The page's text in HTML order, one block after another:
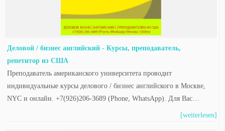
Деловой / бизнес английский - Курсы, преподаватель,
репетитор из США
Преподаватель американского университета проводит
индивидуальные курсы делового / бизнес английского в Москве,
NYC и онлайн. +7(926)206-3689 (Phone, WhatsApp). Для Вас…
[weiterlesen]